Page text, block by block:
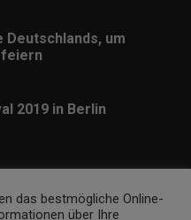
Deutschlands, um
feiern
2019 in Berlin
das bestmögliche Online-
über Ihre